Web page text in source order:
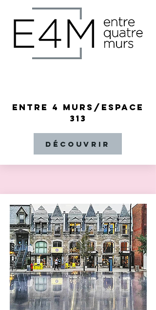
ENTRE 4 MURS/ESPACE
313
Découvrir